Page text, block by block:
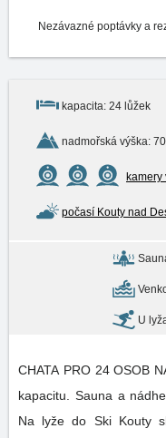
Nezávazné poptávky a
kapacita: 24 lůžek
nadmořská výška:
kamery
počasí Kouty nad
U
CHATA PRO 24 OSOB
kapacitu. Sauna a
Na lyže do Ski Kouty